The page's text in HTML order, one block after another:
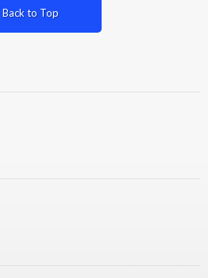
Back to Top